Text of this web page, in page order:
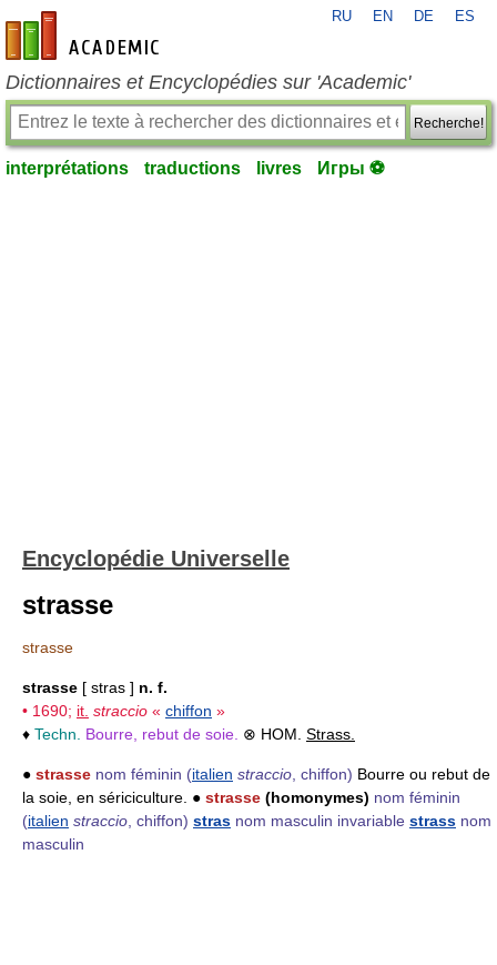
fr-academic.com
RU EN DE ES
Dictionnaires et Encyclopédies sur 'Academic'
Recherche!
interprétations traductions livres Игры ⚽
Encyclopédie Universelle
strasse
strasse
strasse [ stras ] n. f.
• 1690; it. straccio « chiffon »
♦ Techn. Bourre, rebut de soie. ⊗ HOM. Strass.
● strasse nom féminin (italien straccio , chiffon) Bourre ou rebut de
la soie, en sériciculture. ● strasse (homonymes) nom féminin
(italien straccio , chiffon) stras nom masculin invariable strass nom
masculin